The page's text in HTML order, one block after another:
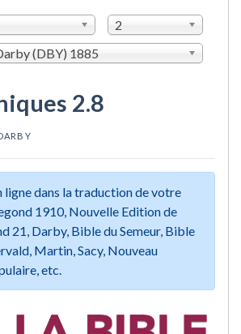
2
(DBY) 1885
2.8
ligne dans la traduction de votre
1910, Nouvelle Edition de
21, Darby, Bible du Semeur, Bible
Martin, Sacy, Nouveau
etc.